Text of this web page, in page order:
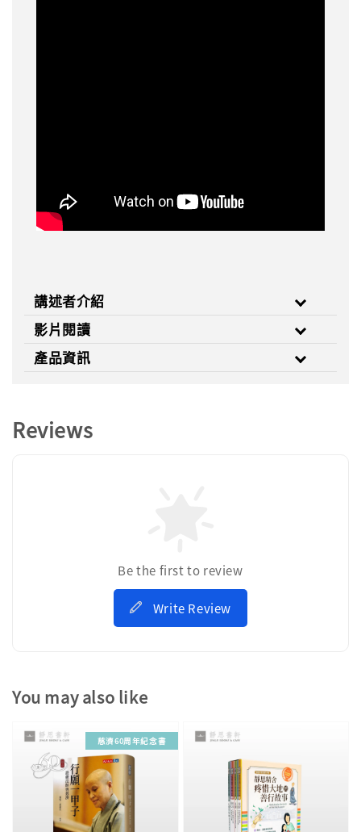
講述者介紹
影片閱讀
產品資訊
Reviews
Be the first to review
Write Review
You may also like
慈濟60周年紀念書